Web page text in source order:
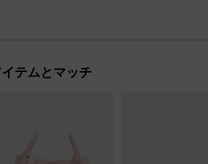
テムとマッチ